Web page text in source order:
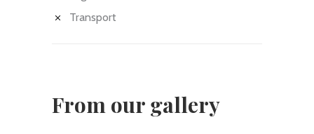
Transport
From our gallery